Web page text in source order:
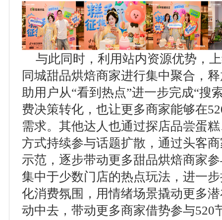
与此同时，利用站内资源优势，
同城甜品烘焙商家进行集中聚合，
助用户从“看到热点”进一步完成“搜
费决策转化，也让更多商家能够在
需求。其他达人也通过探店品尝蛋
方式持续参与话题扩散，通过头客
示范，逐步带动更多甜品烘焙商家
集中于少数门店的热点玩法，进一
化消费氛围，用情绪场景撬动更多
动中去，带动更多商家借势参与520